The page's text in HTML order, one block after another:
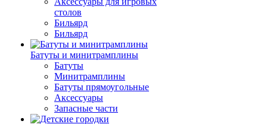
столов
Бильяpд
Бильяpд
Батуты и минитрамплины
Батуты
Минитрамплины
Батуты прямоугольные
Аксессуары
Запасные части